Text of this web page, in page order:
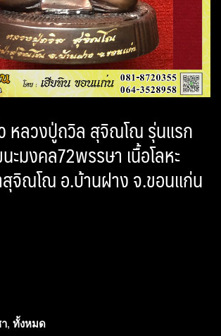
หลวงปู่ถวิล สุจิณโณ รุ่นแรก
มงคล72พรรษา เนื้อโลหะ
จิณโณ อ.บ้านฝาง จ.ขอนแก่น
, ทั้งหมด